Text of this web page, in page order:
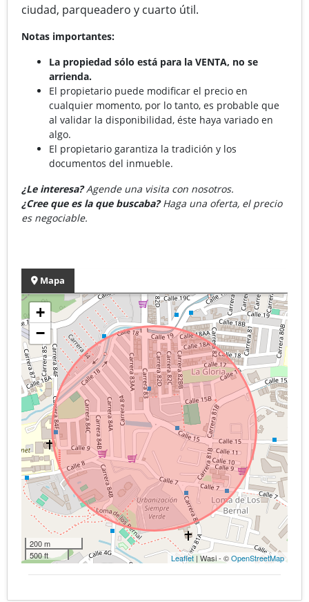
ciudad, parqueadero y cuarto útil.
Notas importantes:
La propiedad sólo está para la VENTA, no se
arrienda.
El propietario puede modificar el precio en
cualquier momento, por lo tanto, es probable que
al validar la disponibilidad, éste haya variado en
algo.
El propietario garantiza la tradición y los
documentos del inmueble.
¿Le interesa?Agende una visita con nosotros.
¿Cree que es la que buscaba?Haga una oferta, el precio
es negociable.
Mapa
+
−
200 m
500 ft
Leaflet | Wasi - ©OpenStreetMap